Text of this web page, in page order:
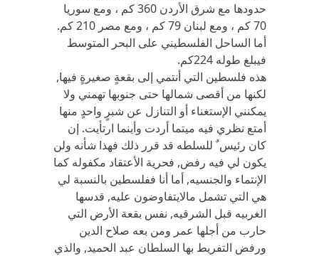
حدودها مع شرق الأردن 360 كم ، ومع سوريا
70 كم ، ومع لبنان 79 كم ، ومع مصر 210 كم.
أما الساحل الفلسطيني على البحر المتوسط
فيبلغ طوله 224كم.
هذه فلسطين التي أنتمي إلى بقعةٍ صغيرةٍ فيها,
لكنها من أقصى شمالها حتى جنوبها تهمني ولا
يمكنني الإستغناء أو التنازل عن شبرٍ واحدٍ منها
أمتع نظري فيه ميتما أردت وأينما ارتأيت. إن
كان رئيس ٌ للسلطه قد قرر ذلك فهذا شأنه ولن
يكون لي فيه رفض, فحرية الأعتقاد مكفوله كما
الإنتماء والجنسيه, أما أنا ففلسطين بالنسبة لي
هي التي تشمل مالايتفاوضون عليه, قدسها
الغربيه قبل الشرقيه, نفس بقعة الأرض التي
حارب من أجلها عمر ومن بعه صلاح الدين
ورفض التفريط بها السلطان عبد الحميد, والذي